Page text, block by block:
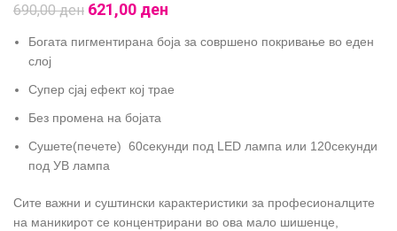
690,00ден 621,00 ден
Богата пигментирана боја за совршено покривање во еден
слој
Супер сјај ефект кој трае
Без промена на бојата
Сушете(печете) 60секунди под LED лампа или 120секунди
под УВ лампа
Сите важни и суштински карактеристики за професионалците
на маникирот се концентрирани во ова мало шишенце,